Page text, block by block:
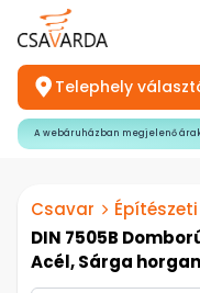
Telephely
A webáruházban megjelenő
Csavar
DIN 7505B
Acél, Sárga